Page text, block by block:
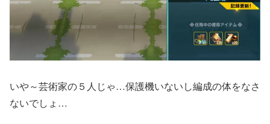
いや～芸術家の５人じゃ…保護機いないし編成の体をなさ
ないでしょ…